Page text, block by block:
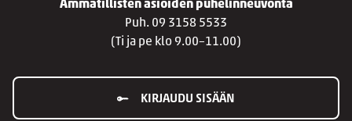
Ammatillisten asioiden puhelinneuvonta
Puh. 09 3158 5533
(Ti ja pe klo 9.00–11.00)
KIRJAUDU SISÄÄN